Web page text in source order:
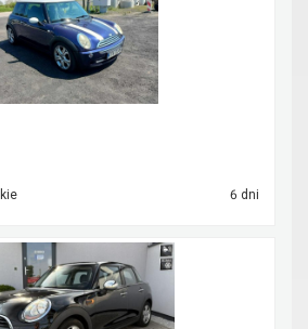
6 dni